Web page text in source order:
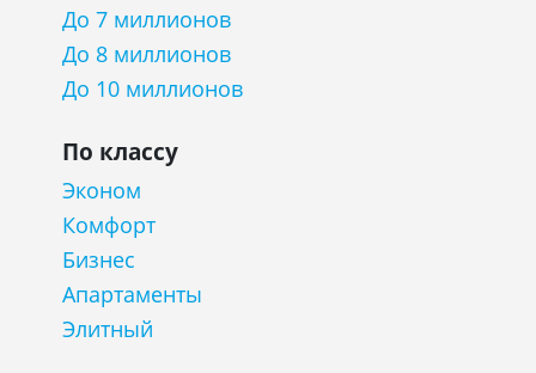
До 7 миллионов
До 8 миллионов
До 10 миллионов
По классу
Эконом
Комфорт
Бизнес
Апартаменты
Элитный